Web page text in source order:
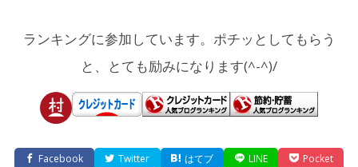
ランキングに参加しています。ポチッとしてもらう
と、とても励みになります(^-^)/
Facebook Twitter はてブ LINE Pocket